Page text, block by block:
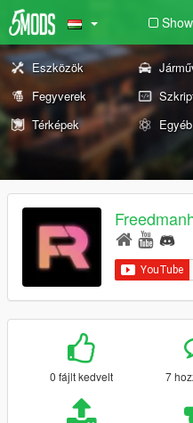
Eszközök
Fegyverek
Térképek
Egyéb
0 fájlt kedvelt 7